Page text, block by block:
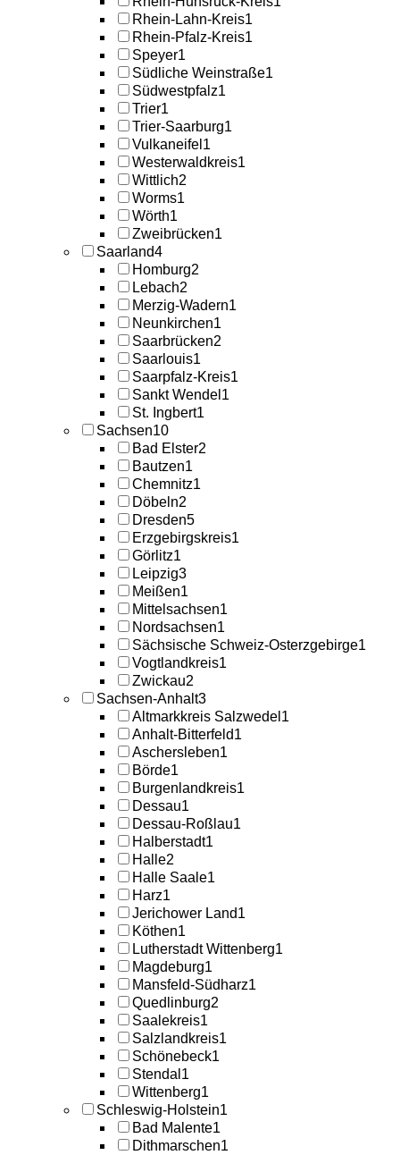
Rhein-Lahn-Kreis1
Rhein-Pfalz-Kreis1
Speyer1
Südliche Weinstraße1
Südwestpfalz1
Trier1
Trier-Saarburg1
Vulkaneifel 1
Westerwaldkreis1
Wittlich2
Worms1
Wörth1
Zweibrücken1
Saarland4
Homburg2
Lebach2
Merzig-Wadern1
Neunkirchen1
Saarbrücken2
Saarlouis1
Saarpfalz-Kreis1
Sankt Wendel 1
St. Ingbert1
Sachsen10
Bad Elster2
Bautzen1
Chemnitz1
Döbeln2
Dresden5
Erzgebirgskreis1
Görlitz1
Leipzig3
Meißen1
Mittelsachsen1
Nordsachsen1
Sächsische Schweiz-Osterzgebirge1
Vogtlandkreis1
Zwickau2
Sachsen-Anhalt3
Altmarkkreis Salzwedel 1
Anhalt-Bitterfeld1
Aschersleben1
Börde1
Burgenlandkreis1
Dessau1
Dessau-Roßlau1
Halberstadt1
Halle2
Halle Saale1
Harz1
Jerichower Land1
Köthen1
Lutherstadt Wittenberg1
Magdeburg1
Mansfeld-Südharz1
Quedlinburg2
Saalekreis1
Salzlandkreis1
Schönebeck1
Stendal 1
Wittenberg1
Schleswig-Holstein1
Bad Malente1
Dithmarschen1